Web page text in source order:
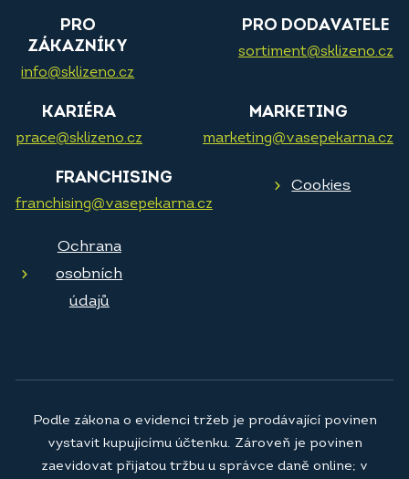
PRO
ZÁKAZNÍKY
info@sklizeno.cz
PRO DODAVATELE
sortiment@sklizeno.cz
KARIÉRA
prace@sklizeno.cz
MARKETING
marketing@vasepekarna.cz
FRANCHISING
franchising@vasepekarna.cz
Cookies
Ochrana
osobních
údajů
Podle zákona o evidenci tržeb je prodávající povinen
vystavit kupujícímu účtenku. Zároveň je povinen
zaevidovat přijatou tržbu u správce daně online; v